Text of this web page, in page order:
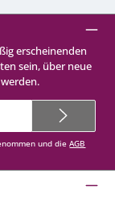
erscheinenden
sein, über neue
und dieAGB